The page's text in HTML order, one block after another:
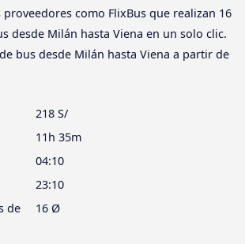
como FlixBus que realizan 16
desde Milán hasta Viena en un solo clic.
bus desde Milán hasta Viena a partir de
218 S/
11h 35m
04:10
23:10
de
16 Ø